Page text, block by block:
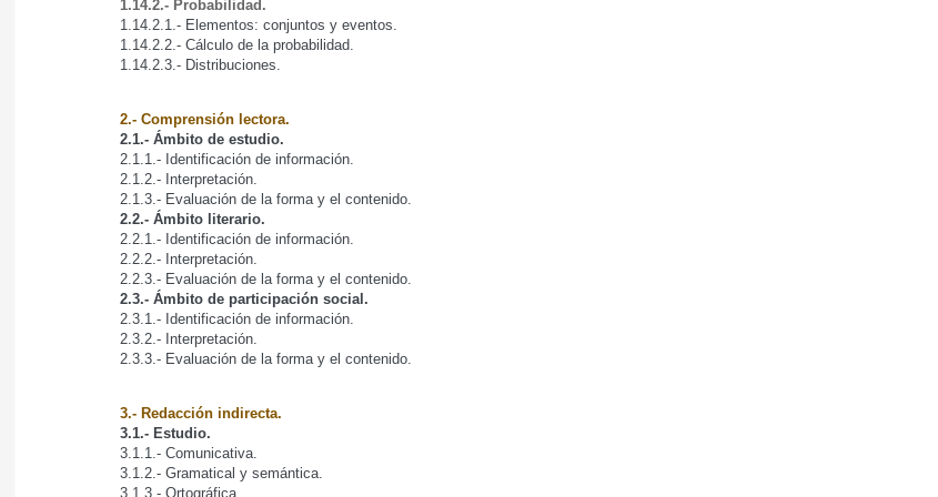
1.14.2.- Probabilidad.
1.14.2.1.- Elementos: conjuntos y eventos.
1.14.2.2.- Cálculo de la probabilidad.
1.14.2.3.- Distribuciones.
2.- Comprensión lectora.
2.1.- Ámbito de estudio.
2.1.1.- Identificación de información.
2.1.2.- Interpretación.
2.1.3.- Evaluación de la forma y el contenido.
2.2.- Ámbito literario.
2.2.1.- Identificación de información.
2.2.2.- Interpretación.
2.2.3.- Evaluación de la forma y el contenido.
2.3.- Ámbito de participación social.
2.3.1.- Identificación de información.
2.3.2.- Interpretación.
2.3.3.- Evaluación de la forma y el contenido.
3.- Redacción indirecta.
3.1.- Estudio.
3.1.1.- Comunicativa.
3.1.2.- Gramatical y semántica.
3.1.3.- Ortográfica.